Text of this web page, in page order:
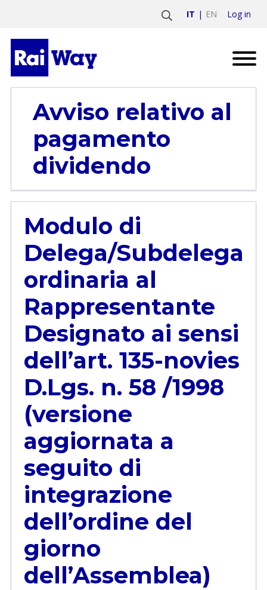
IT EN Log in
Avviso relativo al
pagamento
dividendo
Modulo di
Delega/Subdelega
ordinaria al
Rappresentante
Designato ai sensi
dell’art. 135-novies
D.Lgs. n. 58 /1998
(versione
aggiornata a
seguito di
integrazione
dell’ordine del
giorno
dell’Assemblea)